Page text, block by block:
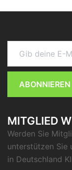
Gib deine E-Mail-Adresse ein ...
ABONNIEREN
MITGLIED
Werden Sie
unterstützen Sie
in Deutschland